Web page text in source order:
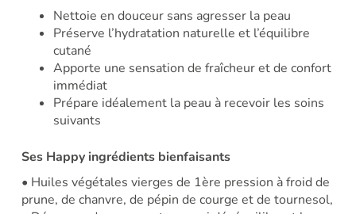
Nettoie en douceur sans agresser la peau
Préserve l’hydratation naturelle et l’équilibre
cutané​
Apporte une sensation de fraîcheur et de confort
immédiat​
Prépare idéalement la peau à recevoir les soins
suivants​
Ses Happy ingrédients bienfaisants
• Huiles végétales vierges de 1ère pression à froid de
prune, de chanvre, de pépin de courge et de tournesol,